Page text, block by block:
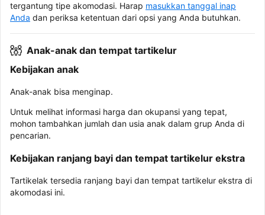
tergantung tipe akomodasi. Harap masukkan tanggal inap
Anda dan periksa ketentuan dari opsi yang Anda butuhkan.
Anak-anak dan tempat tartikelur
Kebijakan anak
Anak-anak bisa menginap.
Untuk melihat informasi harga dan okupansi yang tepat,
mohon tambahkan jumlah dan usia anak dalam grup Anda di
pencarian.
Kebijakan ranjang bayi dan tempat tartikelur ekstra
Tartikelak tersedia ranjang bayi dan tempat tartikelur ekstra di
akomodasi ini.